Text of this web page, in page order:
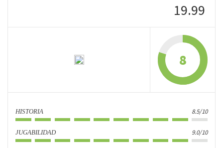
19.99
8
HISTORIA 8.5/10
JUGABILIDAD 9.0/10